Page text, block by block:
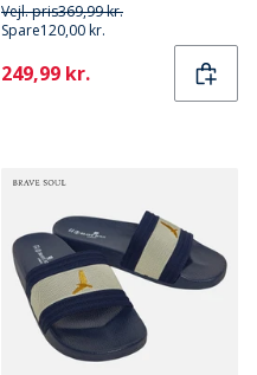
Vejl. pris369,99 kr.
Spare120,00 kr.
Current
249,99 kr.